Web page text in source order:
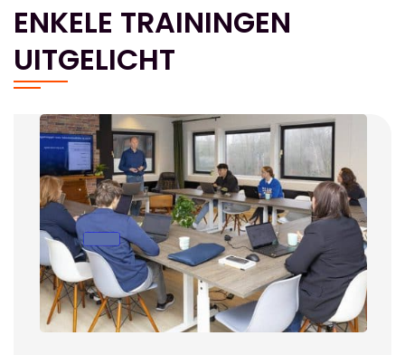
ENKELE TRAININGEN
UITGELICHT